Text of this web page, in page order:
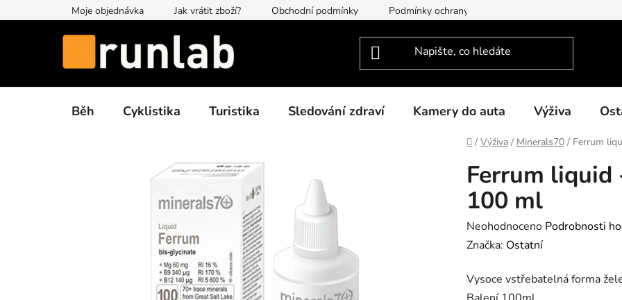
na
Moje objednávka Jak vrátit zboží? Obchodní podmínky Podmínky ochrany osobních údajů
Běh Cyklistika Turistika Sledování zdraví Kamery do auta Výživa
Domů
/ Výživa / Minerals70 / Ferrum
Ferrum liquid
100 ml
Průměrné
hodnocení
je
Neohodnoceno Podrobnosti
Značka: Ostatní
Vysoce vstřebatelná forma